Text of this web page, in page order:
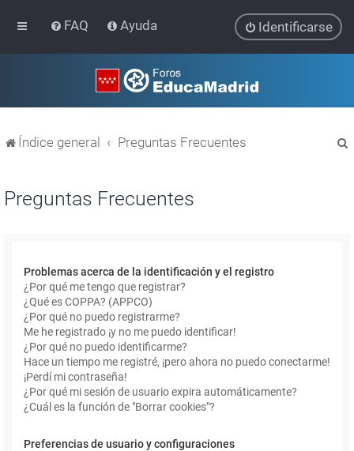
FAQ Ayuda Identificarse
Índice general Preguntas Frecuentes
Preguntas Frecuentes
Problemas acerca de la identificación y el registro
¿Por qué me tengo que registrar?
¿Qué es COPPA? (APPCO)
¿Por qué no puedo registrarme?
Me he registrado ¡y no me puedo identificar!
¿Por qué no puedo identificarme?
Hace un tiempo me registré, ¡pero ahora no puedo conectarme!
¡Perdí mi contraseña!
¿Por qué mi sesión de usuario expira automáticamente?
¿Cuál es la función de "Borrar cookies"?
Preferencias de usuario y configuraciones